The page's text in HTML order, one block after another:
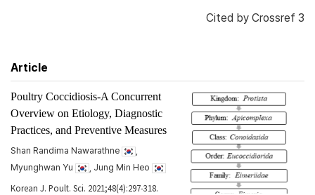
Cited by Crossref 3
Article
Poultry Coccidiosis-A Concurrent
Overview on Etiology, Diagnostic
Practices, and Preventive Measures
Shan Randima Nawarathne
Myunghwan Yu
, Jung Min Heo
Korean J. Poult. Sci. 2021;48(4):297-318.